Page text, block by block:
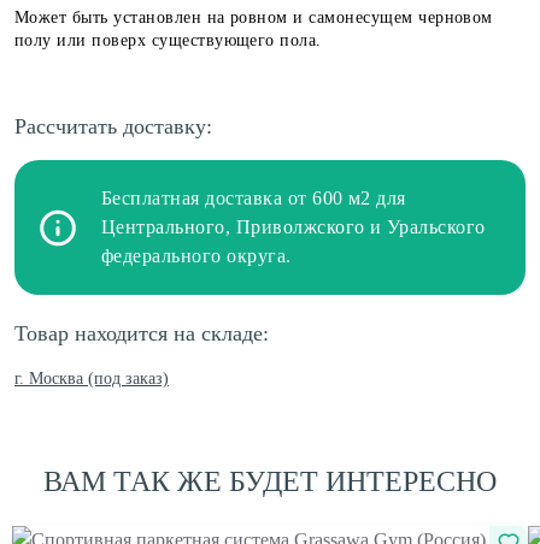
Может быть установлен на ровном и самонесущем черновом
полу или поверх существующего пола.
Рассчитать доставку:
Бесплатная доставка от 600 м2 для
Центрального, Приволжского и Уральского
федерального округа.
Товар находится на складе:
г. Москва (под заказ)
ВАМ ТАК ЖЕ БУДЕТ ИНТЕРЕСНО